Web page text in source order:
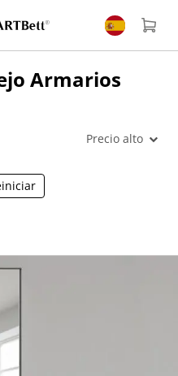
Armarios
Precio alto